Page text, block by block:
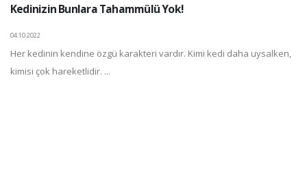
Kedinizin Bunlara Tahammülü Yok!
04.10.2022
Her kedinin kendine özgü karakteri vardır. Kimi kedi daha uysalken,
kimisi çok hareketlidir. ...